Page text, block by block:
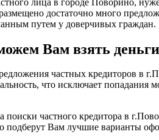
лица в городе Поворино,
достаточно много
путем у доверчивых граждан.
Вам взять деньги
частных кредиторов в
что исключает
частного кредитора в
Вам лучшие варианты